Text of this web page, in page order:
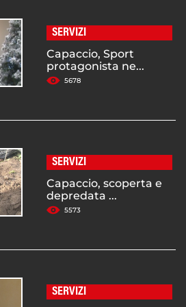
SERVIZI
Capaccio, Sport
protagonista ne...
5678
SERVIZI
Capaccio, scoperta e
depredata ...
5573
SERVIZI